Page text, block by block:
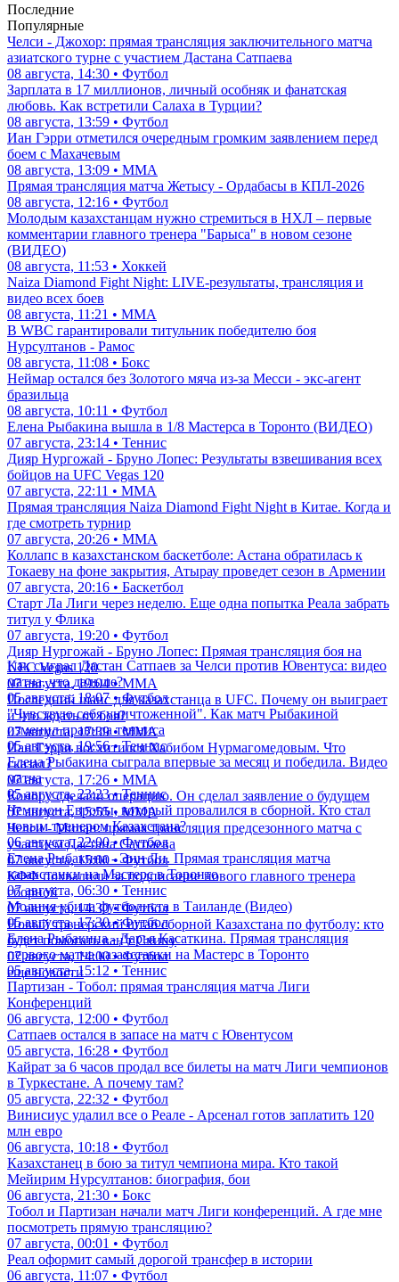
Последние
Популярные
Челси - Джохор: прямая трансляция заключительного матча
азиатского турне с участием Дастана Сатпаева
08 августа, 14:30 • Футбол
Зарплата в 17 миллионов, личный особняк и фанатская
любовь. Как встретили Салаха в Турции?
08 августа, 13:59 • Футбол
Иан Гэрри отметился очередным громким заявлением перед
боем с Махачевым
08 августа, 13:09 • ММА
Прямая трансляция матча Жетысу - Ордабасы в КПЛ-2026
08 августа, 12:16 • Футбол
Молодым казахстанцам нужно стремиться в НХЛ – первые
комментарии главного тренера "Барыса" в новом сезоне
(ВИДЕО)
08 августа, 11:53 • Хоккей
Naiza Diamond Fight Night: LIVE-результаты, трансляция и
видео всех боев
08 августа, 11:21 • ММА
В WBC гарантировали титульник победителю боя
Нурсултанов - Рамос
08 августа, 11:08 • Бокс
Неймар остался без Золотого мяча из-за Месси - экс-агент
бразильца
08 августа, 10:11 • Футбол
Елена Рыбакина вышла в 1/8 Мастерса в Торонто (ВИДЕО)
07 августа, 23:14 • Теннис
Дияр Нургожай - Бруно Лопес: Результаты взвешивания всех
бойцов на UFC Vegas 120
07 августа, 22:11 • ММА
Прямая трансляция Naiza Diamond Fight Night в Китае. Когда и
где смотреть турнир
07 августа, 20:26 • ММА
Коллапс в казахстанском баскетболе: Астана обратилась к
Токаеву на фоне закрытия, Атырау проведет сезон в Армении
07 августа, 20:16 • Баскетбол
Старт Ла Лиги через неделю. Еще одна попытка Реала забрать
титул у Флика
07 августа, 19:20 • Футбол
Дияр Нургожай - Бруно Лопес: Прямая трансляция боя на
UFC Vegas 120
07 августа, 19:04 • ММА
Последний шанс для казахстанца в UFC. Почему он выиграет
и что ждать от боя?
07 августа, 17:39 • ММА
Иан Гэрри восхитился Хабибом Нурмагомедовым. Что
сказал?
07 августа, 17:26 • ММА
Конору сделали операцию. Он сделал заявление о будущем
07 августа, 15:55 • ММА
Челси - Милан: прямая трансляция предсезонного матча с
участием Дастана Сатпаева
07 августа, 15:00 • Футбол
КФФ похвалили за подписание нового главного тренера
сборной
07 августа, 14:30 • Футбол
Новый тренерский штаб сборной Казахстана по футболу: кто
будет помогать ван'т Схипу
07 августа, 14:00 • Футбол
еще новости
Как сыграл Дастан Сатпаев за Челси против Ювентуса: видео
матча, что дальше?
05 августа, 18:07 • Футбол
"Чувствую себя уничтоженной". Как матч Рыбакиной
изменил правила тенниса
05 августа, 19:56 • Теннис
Елена Рыбакина сыграла впервые за месяц и победила. Видео
матча
05 августа, 23:23 • Теннис
Чемпион Европы, который провалился в сборной. Кто стал
новым тренером Казахстана?
06 августа, 22:00 • Футбол
Елена Рыбакина - Энн Ли. Прямая трансляция матча
казахстанки на Мастерс в Торонто
07 августа, 06:30 • Теннис
Молния убила футболиста в Таиланде (Видео)
05 августа, 17:30 • Футбол
Елена Рыбакина - Дарья Касаткина. Прямая трансляция
первого матча казахстанки на Мастерс в Торонто
05 августа, 15:12 • Теннис
Партизан - Тобол: прямая трансляция матча Лиги
Конференций
06 августа, 12:00 • Футбол
Сатпаев остался в запасе на матч с Ювентусом
05 августа, 16:28 • Футбол
Кайрат за 6 часов продал все билеты на матч Лиги чемпионов
в Туркестане. А почему там?
05 августа, 22:32 • Футбол
Винисиус удалил все о Реале - Арсенал готов заплатить 120
млн евро
06 августа, 10:18 • Футбол
Казахстанец в бою за титул чемпиона мира. Кто такой
Мейирим Нурсултанов: биография, бои
06 августа, 21:30 • Бокс
Тобол и Партизан начали матч Лиги конференций. А где мне
посмотреть прямую трансляцию?
07 августа, 00:01 • Футбол
Реал оформит самый дорогой трансфер в истории
06 августа, 11:07 • Футбол